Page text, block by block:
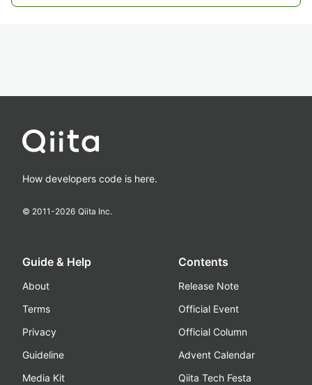
How developers code is here.
© 2011-2026 Qiita Inc.
Guide & Help
About
Terms
Privacy
Guideline
Media Kit
Contents
Release Note
Official Event
Official Column
Advent Calendar
Qiita Tech Festa